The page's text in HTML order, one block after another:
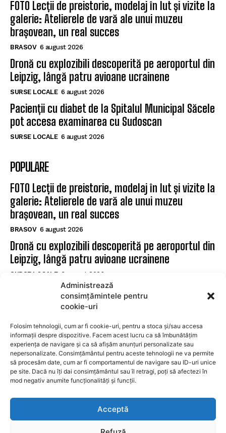
Administrează
consimțămintele pentru
cookie-uri
Folosim tehnologii, cum ar fi cookie-uri, pentru a stoca și/sau accesa
informații despre dispozitive. Facem acest lucru ca să îmbunătățim
experiența de navigare și ca să afișăm anunțuri personalizate sau
nepersonalizate. Consimțământul pentru aceste tehnologii ne va permite
să procesăm date, cum ar fi comportamentul de navigare sau ID-uri unice
pe site. Dacă nu îți dai consimțământul sau îl retragi, poți să afectezi în
mod negativ anumite funcționalități și funcții.
Acceptă
FOTO Lecții de preistorie, modelaj în lut și vizite la
galerie: Atelierele de vară ale unui muzeu
brașovean, un real succes
BRASOV 6 august 2026
Dronă cu explozibili descoperită pe aeroportul din
Leipzig, lângă patru avioane ucrainene
SURSE LOCALE 6 august 2026
Pacienții cu diabet de la Spitalul Municipal Săcele
pot accesa examinarea cu Sudoscan
SURSE LOCALE 6 august 2026
POPULARE
FOTO Lecții de preistorie, modelaj în lut și vizite la
galerie: Atelierele de vară ale unui muzeu
brașovean, un real succes
BRASOV 6 august 2026
Dronă cu explozibili descoperită pe aeroportul din
Leipzig, lângă patru avioane ucrainene
SURSE LOCALE 6 august 2026
Pacienții cu diabet de la Spitalul Municipal Săcele
pot accesa examinarea cu Sudoscan
SUBSCRIBE
I WANT IN
Privacy Policy